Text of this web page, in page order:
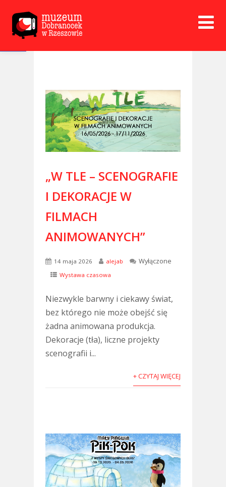
Open toolbar
„W TLE – SCENOGRAFIE
I DEKORACJE W
FILMACH
ANIMOWANYCH”
14 maja 2026 alejab Wyłączone
Wystawa czasowa
Niezwykle barwny i ciekawy świat,
bez którego nie może obejść się
żadna animowana produkcja.
Dekoracje (tła), liczne projekty
scenografii i...
+ CZYTAJ WIĘCEJ